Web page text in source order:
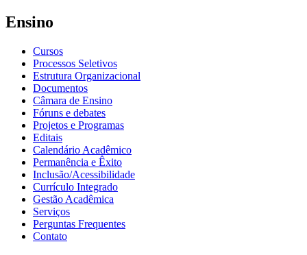
Ensino
Cursos
Processos Seletivos
Estrutura Organizacional
Documentos
Câmara de Ensino
Fóruns e debates
Projetos e Programas
Editais
Calendário Acadêmico
Permanência e Êxito
Inclusão/Acessibilidade
Currículo Integrado
Gestão Acadêmica
Serviços
Perguntas Frequentes
Contato